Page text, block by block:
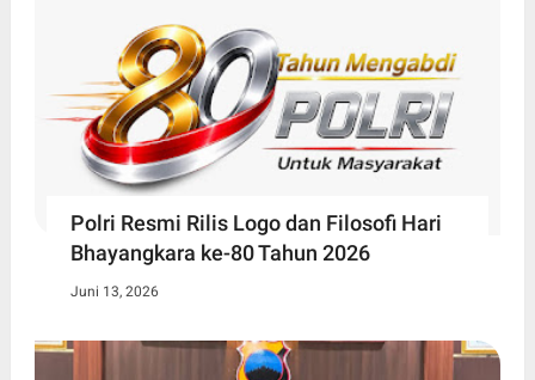
Polri Resmi Rilis Logo dan Filosofi Hari
Bhayangkara ke-80 Tahun 2026
Juni 13, 2026